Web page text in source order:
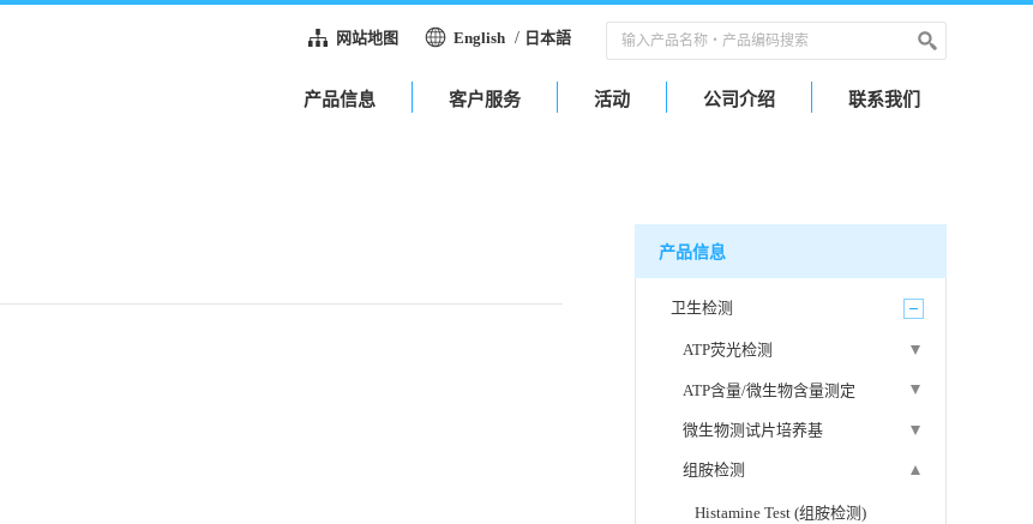
网站地图 English / 日本語
产品信息 客户服务 活动 公司介绍 联系我们
产品信息
卫生检测
ATP荧光检测
ATP含量/微生物含量测定
微生物测试片培养基
组胺检测
Histamine Test (组胺检测)